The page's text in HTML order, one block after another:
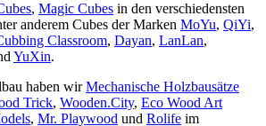
, Magic Cubes in den verschiedensten
anderem Cubes der Marken MoYu, QiYi,
Classroom, Dayan, LanLan,
YuXin.
haben wirMechanische Holzbausätze
Trick, Wooden.City, Eco Wood Art
, Mr. Playwood und Rolife im